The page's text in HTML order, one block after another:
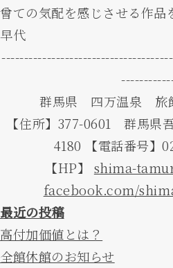
曾ての気配を感じさせる作品
早代
群馬県 四万温泉 旅
【住所】377-0601 群馬県
4180 【電話番号】
【HP】 shima-
facebook.com/
最近の投稿
高付加価値とは？
全館休館のお知らせ